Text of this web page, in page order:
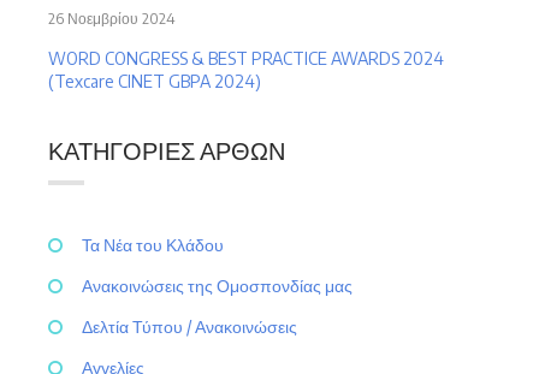
WORD CONGRESS & BEST PRACTICE AWARDS 2024
(Texcare CINET GBPA 2024)
26 Νοεμβρίου 2024
ΚΑΤΗΓΟΡΊΕΣ ΆΡΘΩΝ
Τα Νέα του Κλάδου
Ανακοινώσεις της Ομοσπονδίας μας
Δελτία Τύπου / Ανακοινώσεις
Αγγελίες